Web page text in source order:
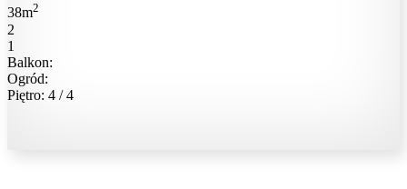
38m2
2
1
Balkon:
Ogród:
Piętro: 4 / 4